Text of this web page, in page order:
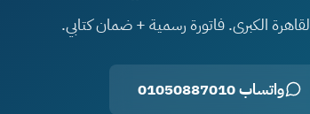
الكبرى. فاتورة رسمية + ضمان كتابي.
واتساب 01050887010